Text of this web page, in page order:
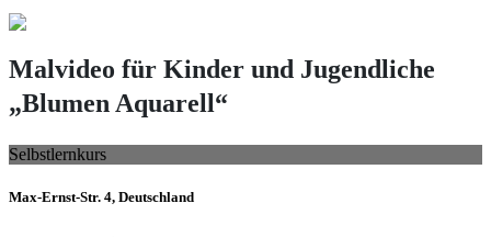
Malvideo für Kinder und Jugendliche
„Blumen Aquarell“
Selbstlernkurs
Max-Ernst-Str. 4, Deutschland